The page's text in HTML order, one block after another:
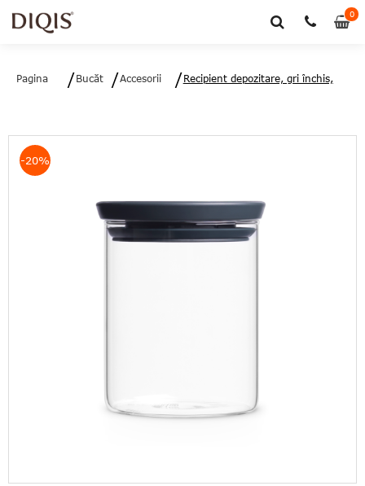
00
Pagina
BucătărieAccesorii
Recipient depozitare, gri închis,
-20%